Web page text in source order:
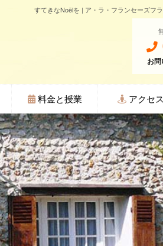
すてきなNoëlを | ア・ラ・フランセーズ
お
料金と授業 アクセス